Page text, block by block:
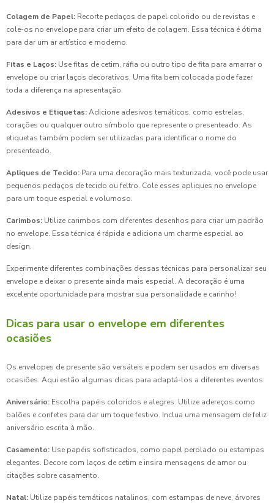
Colagem de Papel: Recorte pedaços de papel colorido ou de revistas e
cole-os no envelope para criar um efeito de colagem. Essa técnica é ótima
para dar um ar artístico e moderno.
Fitas e Laços: Use fitas de cetim, ráfia ou outro tipo de fita para amarrar o
envelope ou criar laços decorativos. Uma fita bem colocada pode fazer
toda a diferença na apresentação.
Adesivos e Etiquetas:Adicione adesivos temáticos, como estrelas,
corações ou qualquer outro símbolo que represente o presenteado. As
etiquetas também podem ser utilizadas para identificar o nome do
presenteado.
Apliques de Tecido: Para uma decoração mais texturizada, você pode usar
pequenos pedaços de tecido ou feltro. Cole esses apliques no envelope
para um toque especial e volumoso.
Carimbos: Utilize carimbos com diferentes desenhos para criar um padrão
no envelope. Essa técnica é rápida e adiciona um charme especial ao
design.
Experimente diferentes combinações dessas técnicas para personalizar seu
envelope e deixar o presente ainda mais especial. A decoração é uma
excelente oportunidade para mostrar sua personalidade e carinho!
Dicas para usar o envelope em diferentes
ocasiões
Os envelopes de presente são versáteis e podem ser usados em diversas
ocasiões. Aqui estão algumas dicas para adaptá-los a diferentes eventos:
Aniversário: Escolha papéis coloridos e alegres. Utilize adereços como
balões e confetes para dar um toque festivo. Inclua uma mensagem de feliz
aniversário escrita à mão.
Casamento: Use papéis sofisticados, como papel perolado ou estampas
elegantes. Decore com laços de cetim e insira mensagens de amor ou
citações sobre casamento.
Natal: Utilize papéis temáticos natalinos, com estampas de neve, árvores